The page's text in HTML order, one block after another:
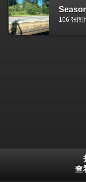
106 张图
查